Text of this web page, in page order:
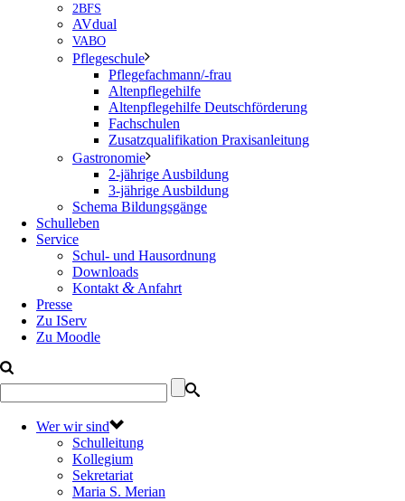
2BFS
AVdual
VABO
Pflegeschule
Pflegefachmann/-frau
Altenpflegehilfe
Altenpflegehilfe Deutschförderung
Fachschulen
Zusatzqualifikation Praxisanleitung
Gastronomie
2-jährige Ausbildung
3-jährige Ausbildung
Schema Bildungsgänge
Schulleben
Service
Schul- und Hausordnung
Downloads
Kontakt & Anfahrt
Presse
Zu IServ
Zu Moodle
Wer wir sind
Schulleitung
Kollegium
Sekretariat
Maria S. Merian